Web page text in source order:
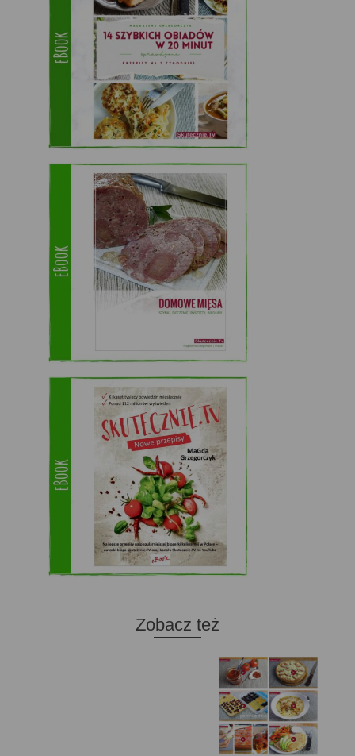
Zobacz też
Domowy ketchup (bez
cukru)
Tarta francuska z
cebulą i pomidorem
Domowe żelki
Zupa kurkowa z
selerem i pietruszką